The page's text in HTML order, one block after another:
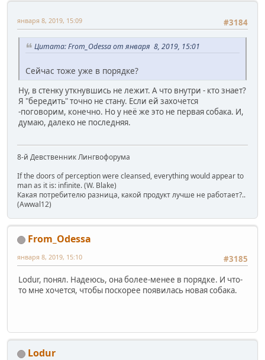
#3184
января 8, 2019, 15:09
Цитата: From_Odessa от января 8, 2019, 15:01
Сейчас тоже уже в порядке?
Ну, в стенку уткнувшись не лежит. А что внутри - кто знает?
Я "бередить" точно не стану. Если ей захочется
-поговорим, конечно. Но у неё же это не первая собака. И,
думаю, далеко не последняя.
8-й Девственник Лингвофорума
If the doors of perception were cleansed, everything would appear to
man as it is: infinite. (W. Blake)
Какая потребителю разница, какой продукт лучше не работает?..
(Awwal12)
From_Odessa
#3185
января 8, 2019, 15:10
Lodur, понял. Надеюсь, она более-менее в порядке. И что-
то мне хочется, чтобы поскорее появилась новая собака.
Lodur